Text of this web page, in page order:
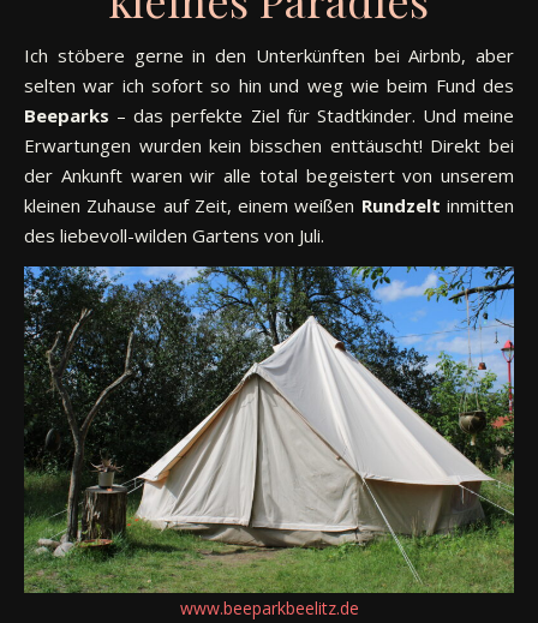
Ich stöbere gerne in den Unterkünften bei Airbnb, aber
selten war ich sofort so hin und weg wie beim Fund des
Beeparks – das perfekte Ziel für Stadtkinder. Und meine
Erwartungen wurden kein bisschen enttäuscht! Direkt bei
der Ankunft waren wir alle total begeistert von unserem
kleinen Zuhause auf Zeit, einem weißen Rundzelt inmitten
des liebevoll-wilden Gartens von Juli.
www.beeparkbeelitz.de